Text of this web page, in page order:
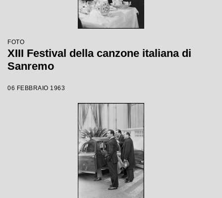
FOTO
XIII Festival della canzone italiana di
Sanremo
06 FEBBRAIO 1963